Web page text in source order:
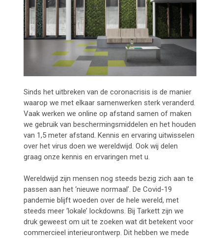
Sinds het uitbreken van de coronacrisis is de manier
waarop we met elkaar samenwerken sterk veranderd.
Vaak werken we online op afstand samen of maken
we gebruik van beschermingsmiddelen en het houden
van 1,5 meter afstand. Kennis en ervaring uitwisselen
over het virus doen we wereldwijd. Ook wij delen
graag onze kennis en ervaringen met u.
Wereldwijd zijn mensen nog steeds bezig zich aan te
passen aan het ‘nieuwe normaal’. De Covid-19
pandemie blijft woeden over de hele wereld, met
steeds meer ‘lokale’ lockdowns. Bij Tarkett zijn we
druk geweest om uit te zoeken wat dit betekent voor
commercieel interieurontwerp. Dit hebben we mede